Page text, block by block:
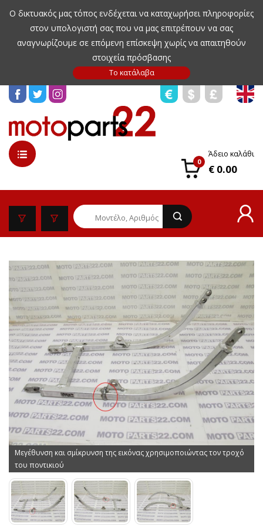
Ο δικτυακός μας τόπος ενδέχεται να καταχωρήσει πληροφορίες
στον υπολογιστή σας που να μας επιτρέπουν να σας
αναγνωρίζουμε σε επόμενη επίσκεψη χωρίς να απαιτηθούν
στοιχεία πρόσβασης
0
Άδειο καλάθι
€ 0.00
Μεγέθυνση και σμίκρυνση της εικόνας χρησιμοποιώντας τον τροχό
του ποντικιού